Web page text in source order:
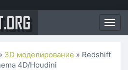
3D моделирование » Redshift
4D/Houdini